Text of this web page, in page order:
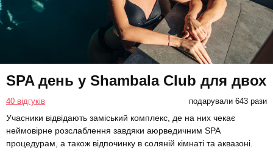
SPA день у Shambala Club для двох
40 відгуків подарували 643 рази
Учасники відвідають заміський комплекс, де на них чекає
неймовірне розслаблення завдяки аюрведичним SPA
процедурам, а також відпочинку в соляній кімнаті та аквазоні.